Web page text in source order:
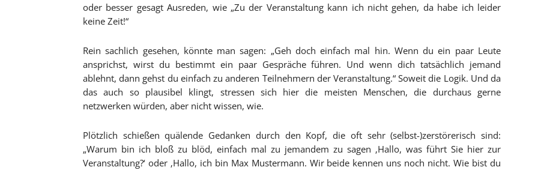
oder besser gesagt Ausreden, wie „Zu der Veranstaltung kann ich nicht gehen, da habe ich leider
keine Zeit!“
Rein sachlich gesehen, könnte man sagen: „Geh doch einfach mal hin. Wenn du ein paar Leute
ansprichst, wirst du bestimmt ein paar Gespräche führen. Und wenn dich tatsächlich jemand
ablehnt, dann gehst du einfach zu anderen Teilnehmern der Veranstaltung.“ Soweit die Logik. Und da
das auch so plausibel klingt, stressen sich hier die meisten Menschen, die durchaus gerne
netzwerken würden, aber nicht wissen, wie.
Plötzlich schießen quälende Gedanken durch den Kopf, die oft sehr (selbst-)zerstörerisch sind:
„Warum bin ich bloß zu blöd, einfach mal zu jemandem zu sagen ‚Hallo, was führt Sie hier zur
Veranstaltung?‘ oder ‚Hallo, ich bin Max Mustermann. Wir beide kennen uns noch nicht. Wie bist du